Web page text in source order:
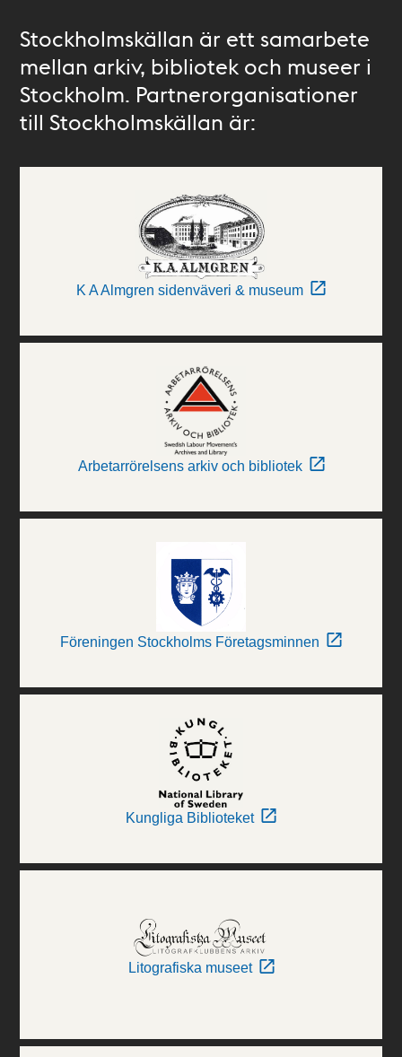
Stockholmskällan är ett samarbete
mellan arkiv, bibliotek och museer i
Stockholm. Partnerorganisationer
till Stockholmskällan är:
K A Almgren sidenväveri & museum
Arbetarrörelsens arkiv och bibliotek
Föreningen Stockholms Företagsminnen
Kungliga Biblioteket
Litografiska museet